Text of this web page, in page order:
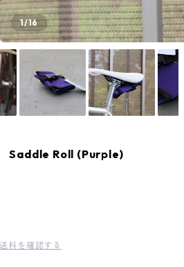
1/16
Saddle Roll (Purple)
送料を確認する